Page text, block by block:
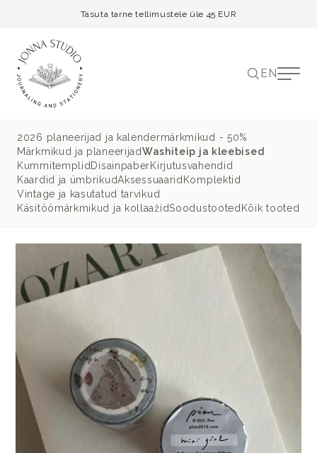
Tasuta tarne tellimustele üle 45 EUR
EN
2026 planeerijad ja kalendermärkmikud - 50%
Märkmikud ja planeerijadWashiteip ja kleebised
Kummitemplid DisainpaberKirjutusvahendid
Kaardid ja ümbrikudAksessuaarid Komplektid
Vintage ja kasutatud tarvikud
Käsitöömärkmikud ja kollaažidSoodustooted Kõik tooted